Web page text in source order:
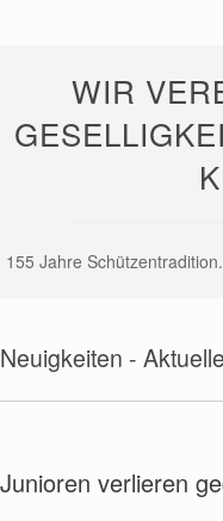
WIR
155 Jahre
Neuigkeiten -
Junioren verlieren